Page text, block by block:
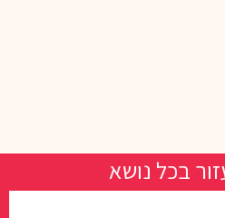
בכל נושא